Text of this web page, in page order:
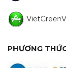
PHƯƠNG